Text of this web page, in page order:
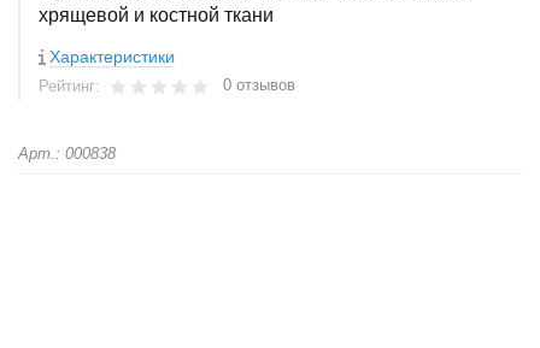
хрящевой и костной ткани
Характеристики
Рейтинг: 0 отзывов
Арт.: 000838